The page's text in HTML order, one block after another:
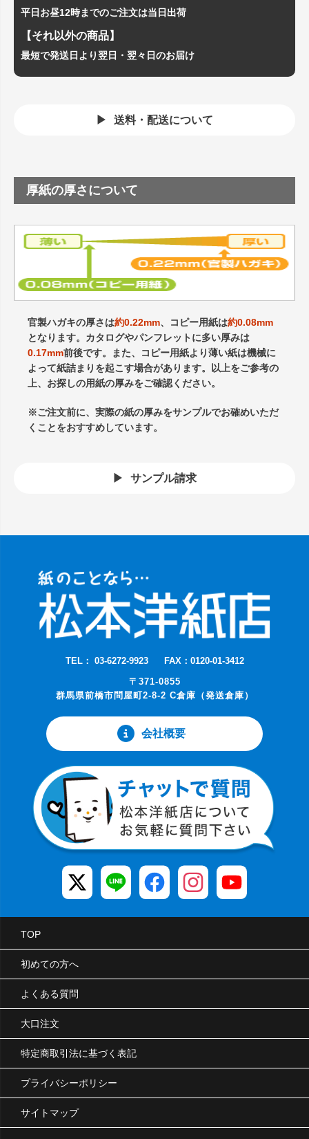
平日お昼12時までのご注文は当日出荷
【それ以外の商品】
最短で発送日より翌日・翌々日のお届け
送料・配送について
厚紙の厚さについて
官製ハガキの厚さは約0.22mm、コピー用紙は約0.08mm
となります。カタログやパンフレットに多い厚みは
0.17mm前後です。また、コピー用紙より薄い紙は機械に
よって紙詰まりを起こす場合があります。以上をご参考の
上、お探しの用紙の厚みをご確認ください。
※ご注文前に、実際の紙の厚みをサンプルでお確めいただ
くことをおすすめしています。
サンプル請求
TEL： 03-6272-9923
FAX：0120-01-3412
〒371-0855
群馬県前橋市問屋町2-8-2 C倉庫（発送倉庫）
会社概要
TOP
初めての方へ
よくある質問
大口注文
特定商取引法に基づく表記
プライバシーポリシー
サイトマップ